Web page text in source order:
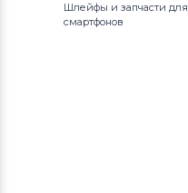
Шлейфы и запчасти для
смартфонов